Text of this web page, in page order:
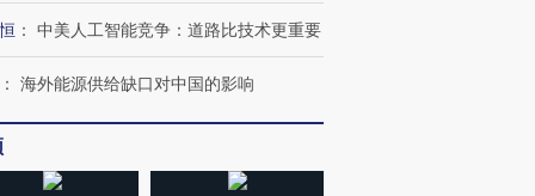
的吸金
产们甘
粒摇头丸 尿检体内含3种
： 中美人工智能竞争：道路比技术更重要
： 海外能源供给缺口对中国的影响